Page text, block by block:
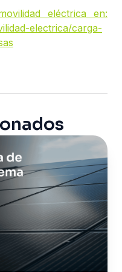
eléctrica en:
electrica/carga-